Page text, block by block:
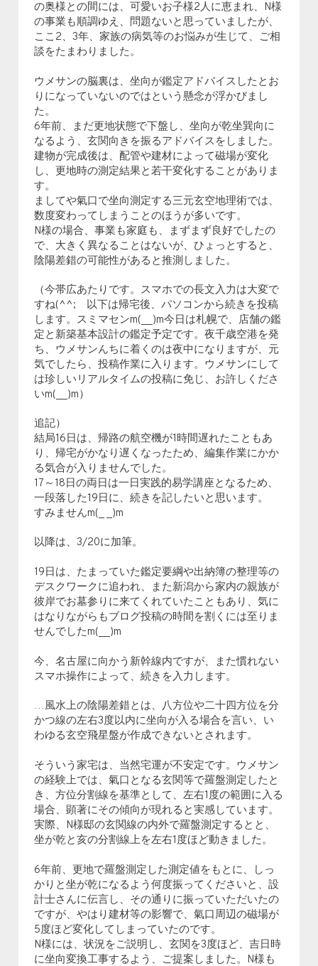
の奥様との間には、可愛いお子様2人に恵まれ、N様
の事業も順調ゆえ、問題ないと思っていましたが、
ここ2、3年、家族の病気等のお悩みが生じて、ご相
談をたまわりました。
ウメサンの脳裏は、坐向が鑑定アドバイスしたとお
りになっていないのではという懸念が浮かびまし
た。
6年前、まだ更地状態で下盤し、坐向が乾坐巽向に
なるよう、玄関向きを振るアドバイスをしました。
建物が完成後は、配管や建材によって磁場が変化
し、更地時の測定結果と若干変化することがありま
す。
ましてや氣口で坐向測定する三元玄空地理術では、
数度変わってしまうことのほうが多いです。
N様の場合、事業も家庭も、まずまず良好でしたの
で、大きく異なることはないが、ひょっとすると、
陰陽差錯の可能性があると推測しました。
（今帯広あたりです。スマホでの長文入力は大変で
すね(^^; 以下は帰宅後、パソコンから続きを投稿
します。スミマセンm(__)m今日は札幌で、店舗の鑑
定と新築基本設計の鑑定予定です。夜千歳空港を発
ち、ウメサンんちに着くのは夜中になりますが、元
気でしたら、投稿作業に入ります。ウメサンにして
は珍しいリアルタイムの投稿に免じ、お許しくださ
いm(__)m）
追記）
結局16日は、帰路の航空機が1時間遅れたこともあ
り、帰宅がかなり遅くなったため、編集作業にかか
る気合が入りませんでした。
17～18日の両日は一日実践的易学講座となるため、
一段落した19日に、続きを記したいと思います。
すみませんm(_ _)m
以降は、3/20に加筆。
19日は、たまっていた鑑定要綱や出納簿の整理等の
デスクワークに追われ、また新潟から家内の親族が
彼岸でお墓参りに来てくれていたこともあり、気に
はなりながらもブログ投稿の時間を割くには至りま
せんでしたm(__)m
今、名古屋に向かう新幹線内ですが、また慣れない
スマホ操作によって、続きを入力します。
…風水上の陰陽差錯とは、八方位や二十四方位を分
かつ線の左右3度以内に坐向が入る場合を言い、い
わゆる玄空飛星盤が作成できないとされます。
そういう家宅は、当然宅運が不安定です。ウメサン
の経験上では、氣口となる玄関等で羅盤測定したと
き、方位分割線を基準として、左右1度の範囲に入る
場合、顕著にその傾向が現れると実感しています。
実際、N様邸の玄関線の内外で羅盤測定するとと、
坐が乾と亥の分割線上を左右1度ほど動きました。
6年前、更地で羅盤測定した測定値をもとに、しっ
かりと坐が乾になるよう何度振ってくださいと、設
計士さんに伝言し、その通りに振っていただいたの
ですが、やはり建材等の影響で、氣口周辺の磁場が
5度ほど変化してしまっていたのです。
N様には、状況をご説明し、玄関を3度ほど、吉日時
に坐向変換工事するよう、ご提案しました。N様も